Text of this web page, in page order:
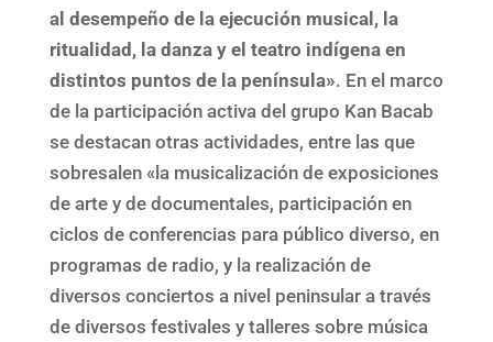
al desempeño de la ejecución musical, la
ritualidad, la danza y el teatro indígena en
distintos puntos de la península». En el marco
de la participación activa del grupo Kan Bacab
se destacan otras actividades, entre las que
sobresalen «la musicalización de exposiciones
de arte y de documentales, participación en
ciclos de conferencias para público diverso, en
programas de radio, y la realización de
diversos conciertos a nivel peninsular a través
de diversos festivales y talleres sobre música